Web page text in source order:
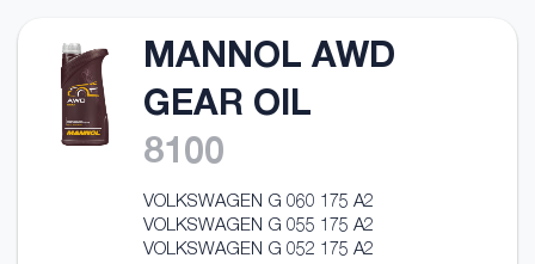
MANNOL AWD
GEAR OIL
8100
VOLKSWAGEN G 060 175 A2
VOLKSWAGEN G 055 175 A2
VOLKSWAGEN G 052 175 A2